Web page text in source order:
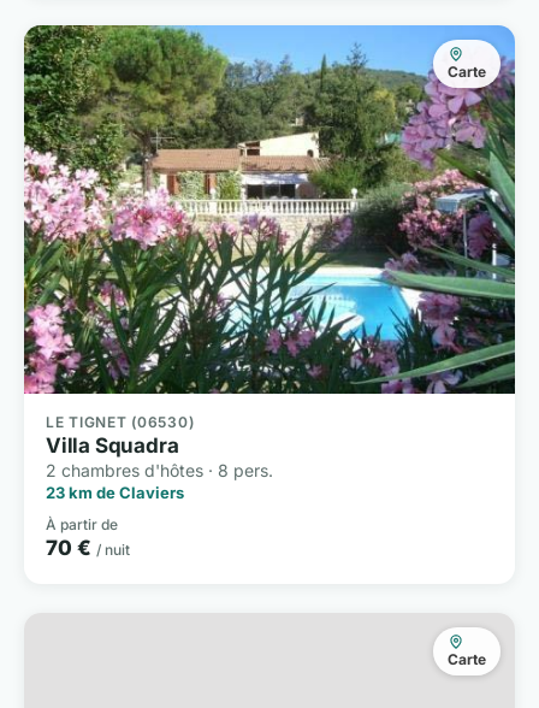
Carte
LE TIGNET (06530)
Villa Squadra
2 chambres d'hôtes · 8 pers.
23 km de Claviers
À partir de
70 € / nuit
Carte